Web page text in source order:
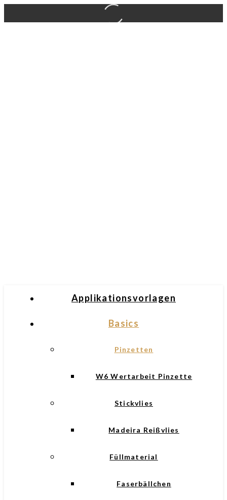
Applikationsvorlagen
Basics
Pinzetten
W6 Wertarbeit Pinzette
Stickvlies
Madeira Reißvlies
Füllmaterial
Faserbällchen